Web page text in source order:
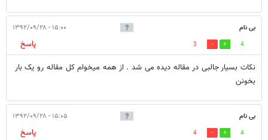
بی نام ۱۵:۰۰ - ۱۳۹۲/۰۹/۲۸
4
3
پاسخ
نکات بسیار جالبی در مقاله دیده می شد . از همه میخوام کل مقاله رو یک بار
بخونن
بی نام ۱۵:۰۵ - ۱۳۹۲/۰۹/۲۸
4
4 پاسخ